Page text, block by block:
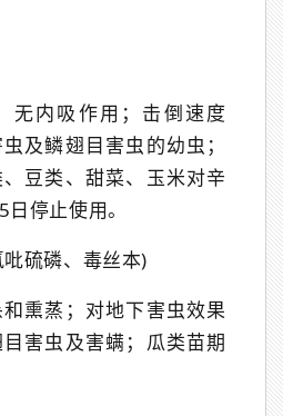
无内吸作用；击倒速度
及鳞翅目害虫的幼虫；
豆类、甜菜、玉米对辛
停止使用。
硫磷、毒丝本)
熏蒸；对地下害虫效果
害虫及害螨；瓜类苗期